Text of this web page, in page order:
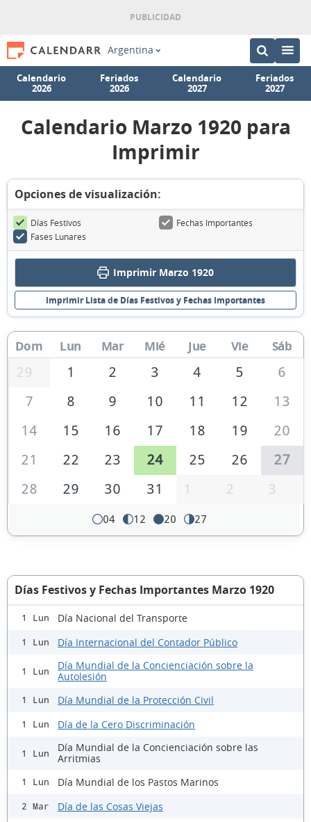
Argentina
Calendario
2026
Feriados
2026
Calendario
2027
Feriados
2027
Calendario Marzo 1920 para
Imprimir
Opciones de visualización:
Días Festivos
Fechas Importantes
Fases Lunares
Imprimir Marzo 1920
Imprimir Lista de Días Festivos y Fechas Importantes
Dom Lun Mar Mié Jue Vie Sáb
29 1 2 3 4 5
6
7
8 9 10 11 12
13
14
15 16 17 18 19
20
21
22 23 24 25 26
27
28
29 30 31 1 2 3
04 12 20 27
Días Festivos y Fechas Importantes Marzo 1920
1 Lun Día Nacional del Transporte
1 Lun Día Internacional del Contador Público
1 Lun
Día Mundial de la Concienciación sobre la
Autolesión
1 Lun Día Mundial de la Protección Civil
1 Lun Día de la Cero Discriminación
1 Lun
Día Mundial de la Concienciación sobre las
Arritmias
1 Lun Día Mundial de los Pastos Marinos
2 Mar Día de las Cosas Viejas